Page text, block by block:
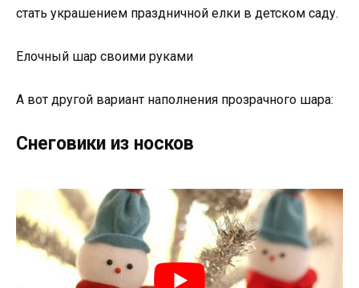
стать украшением праздничной елки в детском саду.
Елочный шар своими руками
А вот другой вариант наполнения прозрачного шара:
Снеговики из носков